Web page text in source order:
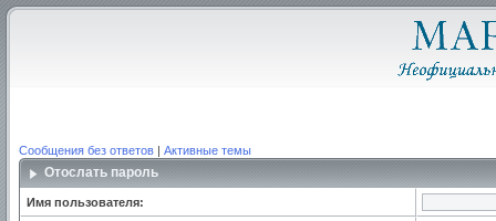
Сообщения без ответов | Активные темы
Отослать пароль
Имя пользователя: